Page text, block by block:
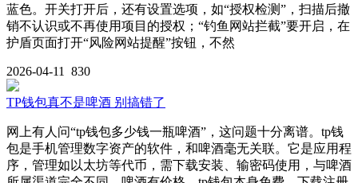
蓝色。开关打开后，还有设置选项，如“授权检测”，扫描后撤
销不认识或不再使用项目的授权；“钓鱼网站拦截”要开启，在
护盾页面打开“风险网站提醒”按钮，不然
2026-04-11 830
TP钱包真不是啤酒 别搞错了
网上有人问“tp钱包多少钱一瓶啤酒”，这问题十分离谱。tp钱
包是手机管理数字资产的软件，和啤酒毫无关联。它是应用程
序，管理如以太坊等代币，需下载安装、输密码使用，与啤酒